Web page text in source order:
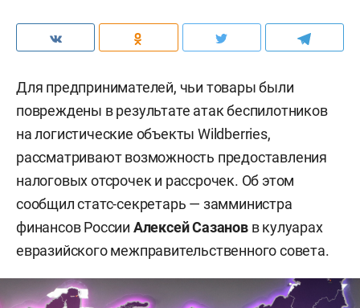
Для предпринимателей, чьи товары были
повреждены в результате атак беспилотников
на логистические объекты Wildberries,
рассматривают возможность предоставления
налоговых отсрочек и рассрочек. Об этом
сообщил статс-секретарь — замминистра
финансов России Алексей Сазановв кулуарах
евразийского межправительственного совета.